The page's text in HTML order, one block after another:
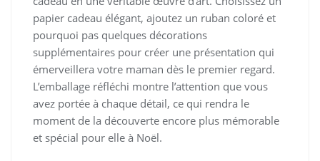
papier cadeau élégant, ajoutez un ruban coloré et
pourquoi pas quelques décorations
supplémentaires pour créer une présentation qui
émerveillera votre maman dès le premier regard.
L’emballage réfléchi montre l’attention que vous
avez portée à chaque détail, ce qui rendra le
moment de la découverte encore plus mémorable
et spécial pour elle à Noël.